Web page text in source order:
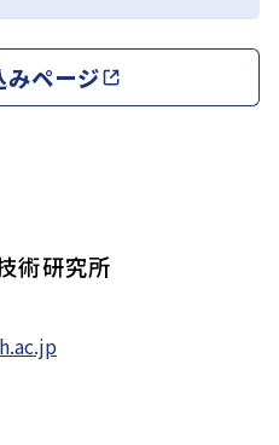
みページ
術研究所